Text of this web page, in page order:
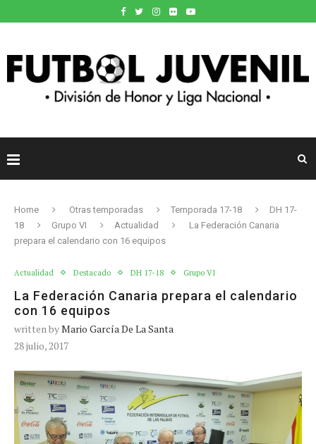
Home Otras temporadas Temporada 17-18
DH 17-
18
Grupo VI Actualidad
La Federación Canaria
prepara el calendario con 16 equipos
Actualidad Destacado DH 17-18 Grupo VI
La Federación Canaria prepara el calendario
con 16 equipos
written byMario García De La Santa
28 julio, 2017